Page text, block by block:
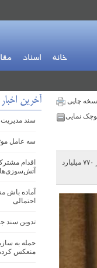
خانه اسناد
چاپی
نمایی
رئیس سازمان منابع طبیعی و آبخیزداری کشور از افتتاح ۲۰۴ پروژه منابع طبیعی و آبخیزداری با اعتباری بالغ بر ۷۷۰ میلیارد
آخرین
سند
سه عامل
اقدام
آماده باش
احتمالی
تدوین سند
حمله به
منعکس